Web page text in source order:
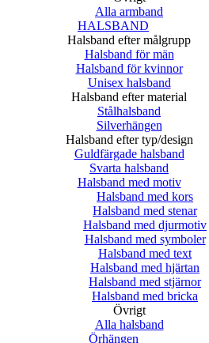
Alla armband
HALSBAND
Halsband efter målgrupp
Halsband för män
Halsband för kvinnor
Unisex halsband
Halsband efter material
Stålhalsband
Silverhängen
Halsband efter typ/design
Guldfärgade halsband
Svarta halsband
Halsband med motiv
Halsband med kors
Halsband med stenar
Halsband med djurmotiv
Halsband med symboler
Halsband med text
Halsband med hjärtan
Halsband med stjärnor
Halsband med bricka
Övrigt
Alla halsband
Örhängen